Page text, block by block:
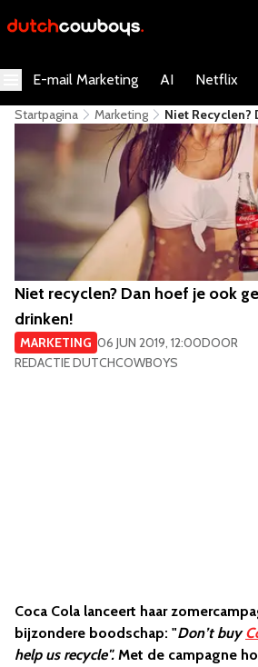
E-mail Marketing AI Netflix
Startpagina Marketing
Niet Recyclen?
Coca-Cola Te
Niet recyclen? Dan hoef je ook
drinken!
MARKETING 06 JUN 2019, 12:00DOOR
REDACTIE DUTCHCOWBOYS
Coca Cola lanceert haar
bijzondere boodschap: "Don’t buy
help us recycle". Met de campagne